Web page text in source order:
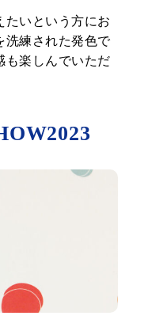
たいという方にお
洗練された発色で
も楽しんでいただ